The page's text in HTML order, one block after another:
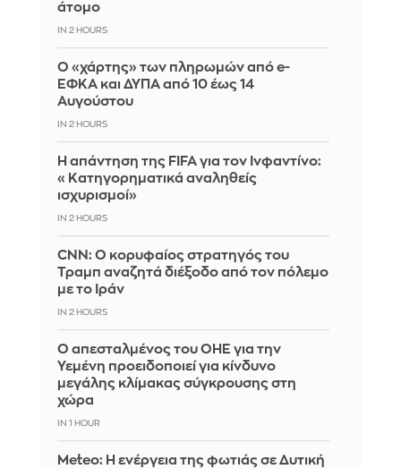
άτομο
IN 2 HOURS
Ο «χάρτης» των πληρωμών από e-
ΕΦΚΑ και ΔΥΠΑ από 10 έως 14
Αυγούστου
IN 2 HOURS
Η απάντηση της FIFA για τον Ινφαντίνο:
«Κατηγορηματικά αναληθείς
ισχυρισμοί»
IN 2 HOURS
CNN: Ο κορυφαίος στρατηγός του
Τραμπ αναζητά διέξοδο από τον πόλεμο
με το Ιράν
IN 2 HOURS
Ο απεσταλμένος του ΟΗΕ για την
Υεμένη προειδοποιεί για κίνδυνο
μεγάλης κλίμακας σύγκρουσης στη
χώρα
IN 1 HOUR
Meteo: Η ενέργεια της φωτιάς σε Δυτική